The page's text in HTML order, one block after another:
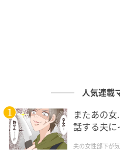
しっかり収納できます♪
細部までこだわりの
人気連載
またあの
話する夫に
夫の女性部下が